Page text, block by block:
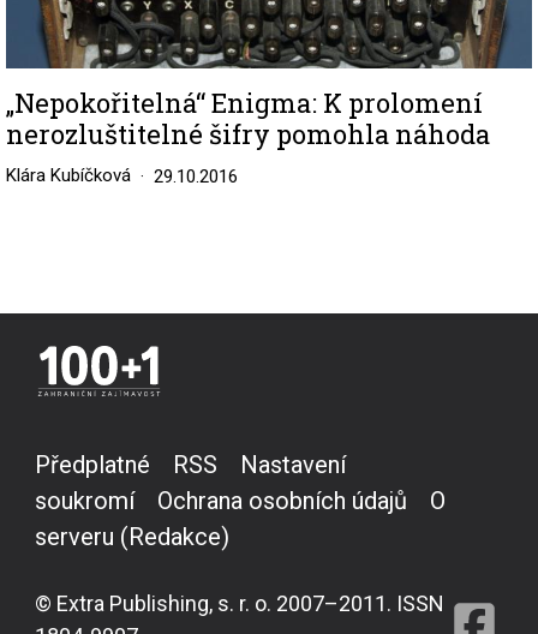
„Nepokořitelná“ Enigma: K prolomení
nerozluštitelné šifry pomohla náhoda
Klára Kubíčková 29.10.2016
Předplatné RSS
Nastavení
soukromí
Ochrana osobních údajů
O
serveru (Redakce)
© Extra Publishing, s. r. o. 2007–2011. ISSN